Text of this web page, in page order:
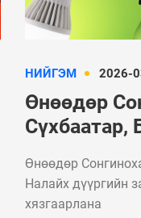
НИЙГЭМ 2026-
Өнөөдөр
Сүхбаатар,
цахилгаан
Өнөөдөр
Налайх дүүргийн
хязгаарлана